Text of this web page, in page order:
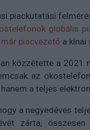
piackutatási
globális
már piacvezető a
közzétette a 2021
az
a teljes
a negyedéves
zárta,